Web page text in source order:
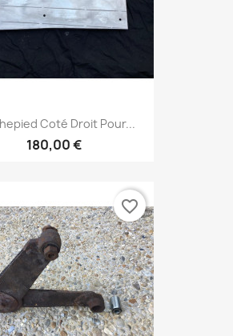
Coté Droit Pour...
180,00 €
favorite_border